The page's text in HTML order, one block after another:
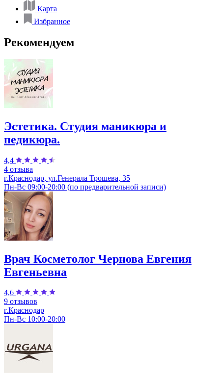
Карта
Избранное
Рекомендуем
Эстетика. Студия маникюра и
педикюра.
4,4
4 отзыва
г.Краснодар, ул.Генерала Трошева, 35
Пн-Вс 09:00-20:00 (по предварительной записи)
Врач Косметолог Чернова Евгения
Евгеньевна
4,6
9 отзывов
г.Краснодар
Пн-Вс 10:00-20:00